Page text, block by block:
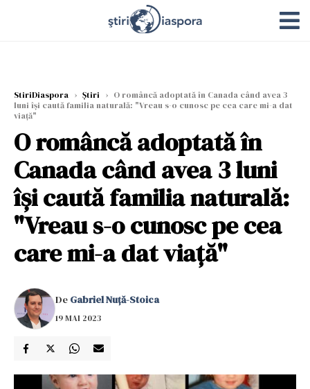
StiriDiaspora › Știri › O româncă adoptată în Canada când avea 3
luni își caută familia naturală: "Vreau s-o cunosc pe cea care mi-a dat
viață"
O româncă adoptată în
Canada când avea 3 luni
își caută familia naturală:
"Vreau s-o cunosc pe cea
care mi-a dat viață"
De Gabriel Nuță-Stoica
19 MAI 2023